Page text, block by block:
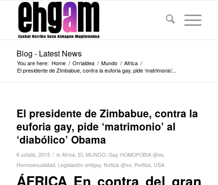
Blog - Latest News
You are here: Home / Orrialdea / Mundo / Africa /
El presidente de Zimbabue, contra la euforia gay, pide ‘matrimonio’...
El presidente de Zimbabue, contra la
euforia gay, pide ‘matrimonio’ al
‘diabólico’ Obama
6 uztaila, 2015 / in Africa, EL MUNDO, Gay, HOMOFOBIA @es,
Homosexualidad, Legislación antigay, Noticia @es, Política, USA
ÁFRICA En contra del gran